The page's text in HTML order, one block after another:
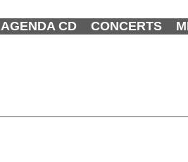
AGENDA CD CONCERTS